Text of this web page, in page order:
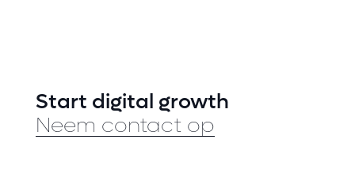
Start digital growth
Neem contact op